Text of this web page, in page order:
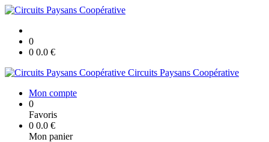
0
0 0.0 €
Circuits Paysans Coopérative
Mon compte
0
Favoris
0 0.0 €
Mon panier